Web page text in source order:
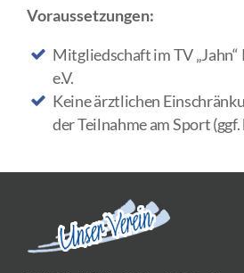
Voraussetzungen:
Mitgliedschaft im TV
e.V.
Keine ärztlichen
der Teilnahme am Sport (ggf.